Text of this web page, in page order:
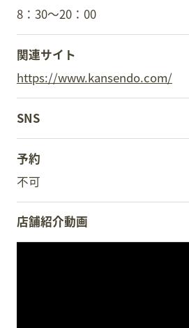
8：30～20：00
関連サイト
https://www.kansendo.com/
SNS
予約
不可
店舗紹介動画